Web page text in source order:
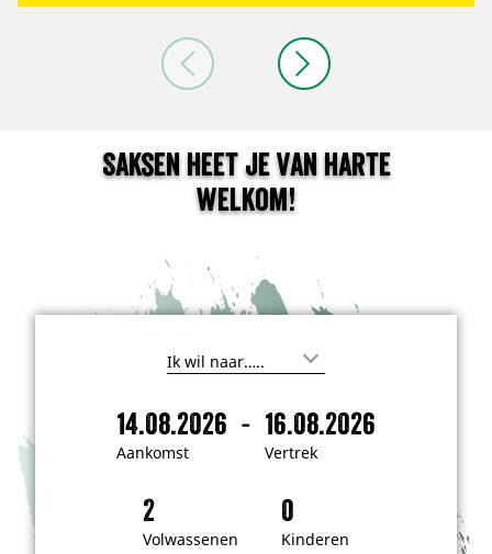
Saksen heet je van harte
welkom!
W
r
w
i
a
Aankomst
14.08.2026 -
Vertrek
16.08.2026
A
V
Volwassenen Kinderen